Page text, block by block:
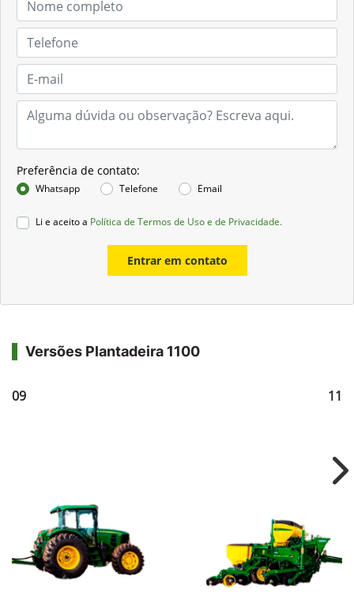
Preferência de contato:
Whatsapp Telefone Email
Li e aceito a Política de Termos de Uso e de Privacidade.
Entrar em contato
Versões Plantadeira 1100